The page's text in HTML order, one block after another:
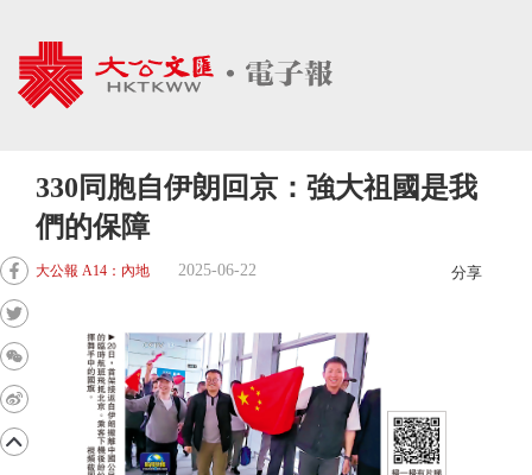
330同胞自伊朗回京：強大祖國是我
們的保障
大公報 A14：內地 2025-06-22 分享